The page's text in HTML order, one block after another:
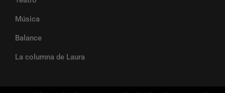
Música
Balance
La columna de Laura